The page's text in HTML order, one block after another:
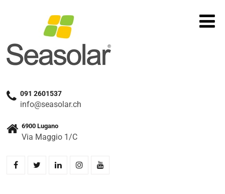
091 2601537
info@seasolar.ch
6900 Lugano
Via Maggio 1/C